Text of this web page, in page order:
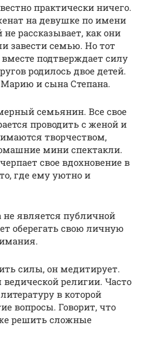
практически ничего.
на девушке по имени
рассказывает, как они
завести семью. Но тот
подтверждает силу
родилось двое детей.
и сына Степана.
семьянин. Все свое
проводить с женой и
творчеством,
мини спектакли.
свое вдохновение в
где ему уютно и
является публичной
оберегать свою личную
силы, он медитирует.
религии. Часто
в которой
вопросы. Говорит, что
решить сложные